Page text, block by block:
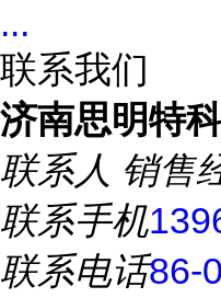
...
联系我们
济南思明特
联系人 销售
联系手机
联系电话86-